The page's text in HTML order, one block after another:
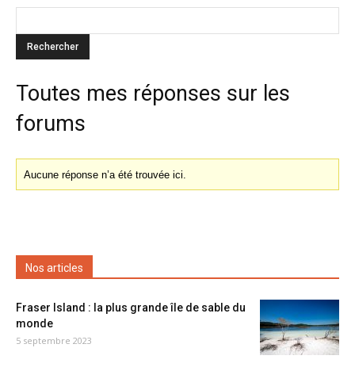
Toutes mes réponses sur les
forums
Aucune réponse n’a été trouvée ici.
Nos articles
Fraser Island : la plus grande île de sable du
monde
5 septembre 2023